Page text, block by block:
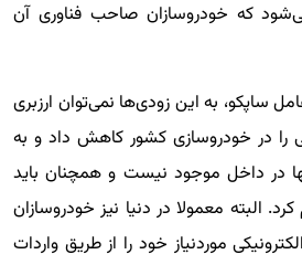
که خودروسازان صاحب فناوری آن
ساپکو، به این زودی‌ها نمی‌توان ارزبری
را در خودروسازی کشور کاهش داد و به
در داخل موجود نیست و همچنان باید
البته معمولا در دنیا نیز خودروسازان
موردنیاز خود را از طریق واردات